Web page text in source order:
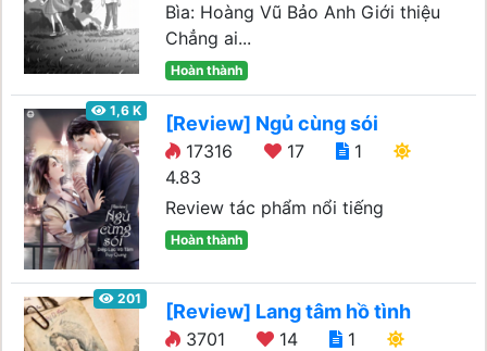
Bìa: Hoàng Vũ Bảo Anh Giới thiệu
Chẳng ai...
Hoàn thành
1,6 K
[Review] Ngủ cùng sói
17316 17
1
4.83
Review tác phẩm nổi tiếng
Hoàn thành
201
[Review] Lang tâm hồ tình
3701 14
1